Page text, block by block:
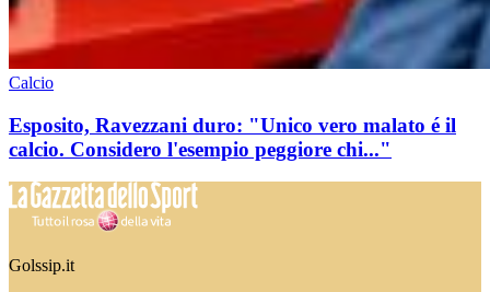
Calcio
Esposito, Ravezzani duro: "Unico vero malato é il
calcio. Considero l'esempio peggiore chi..."
Golssip.it